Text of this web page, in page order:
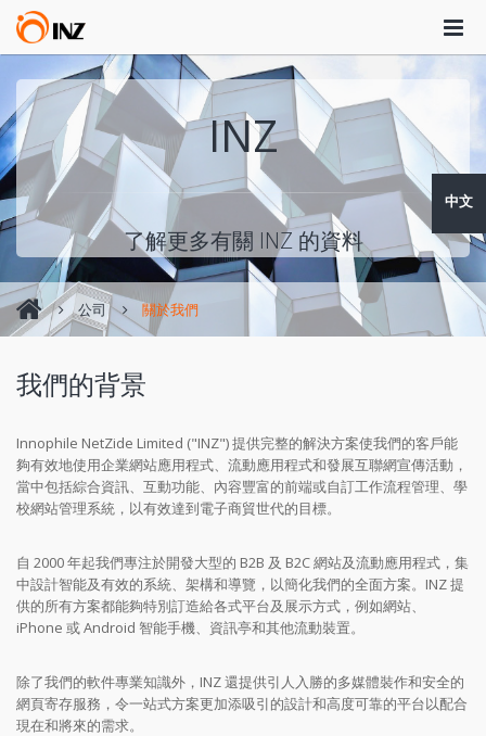
中文
INZ
了解更多有關 INZ 的資料
公司 關於我們
我們的背景
Innophile NetZide Limited ("INZ") 提供完整的解決方案使我們的客戶能
夠有效地使用企業網站應用程式、流動應用程式和發展互聯網宣傳活動，
當中包括綜合資訊、互動功能、內容豐富的前端或自訂工作流程管理、學
校網站管理系統，以有效達到電子商貿世代的目標。
自 2000 年起我們專注於開發大型的 B2B 及 B2C 網站及流動應用程式，集
中設計智能及有效的系統、架構和導覽，以簡化我們的全面方案。INZ 提
供的所有方案都能夠特別訂造給各式平台及展示方式，例如網站、
iPhone 或 Android 智能手機、資訊亭和其他流動裝置。
除了我們的軟件專業知識外，INZ 還提供引人入勝的多媒體裝作和安全的
網頁寄存服務，令一站式方案更加添吸引的設計和高度可靠的平台以配合
現在和將來的需求。